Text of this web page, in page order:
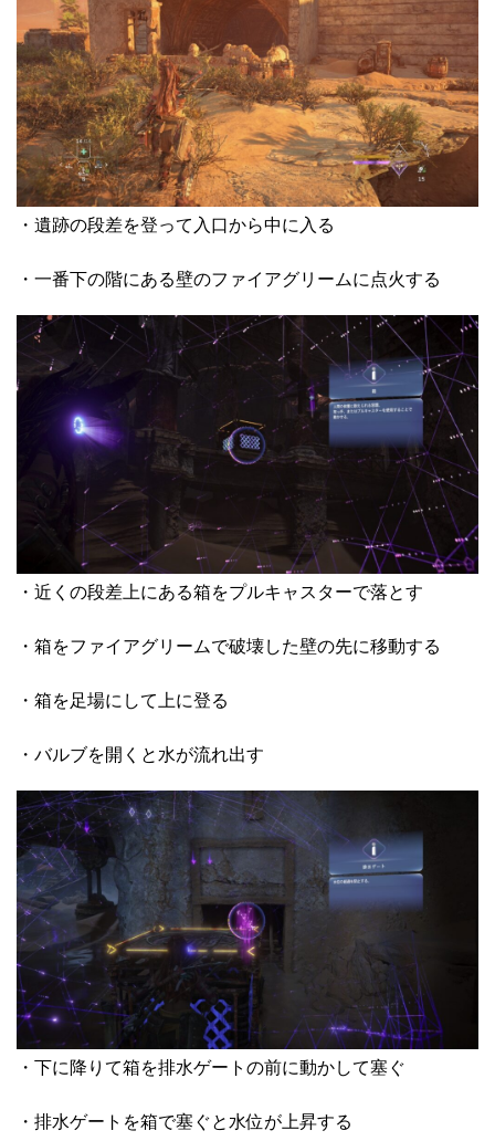
・遺跡の段差を登って入口から中に入る
・一番下の階にある壁のファイアグリームに点火する
・近くの段差上にある箱をプルキャスターで落とす
・箱をファイアグリームで破壊した壁の先に移動する
・箱を足場にして上に登る
・バルブを開くと水が流れ出す
・下に降りて箱を排水ゲートの前に動かして塞ぐ
・排水ゲートを箱で塞ぐと水位が上昇する